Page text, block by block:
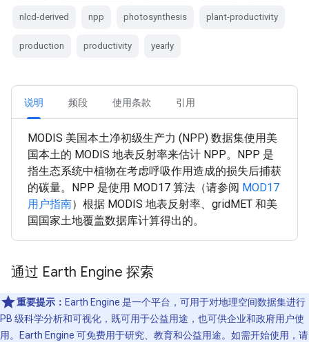
nlcd-derived npp photosynthesis plant-productivity
production productivity yearly
说明 频段 使用条款 引用
MODIS 美国本土净初级生产力 (NPP) 数据集使用美
国本土的 MODIS 地表反射率来估计 NPP。NPP 是
指生态系统中植物在考虑呼吸作用造成的损失后捕获
的碳量。NPP 是使用 MOD17 算法（请参阅 MOD17
用户指南）根据 MODIS 地表反射率、gridMET 和美
国国家土地覆盖数据库计算得出的。
通过 Earth Engine 探索
重要提示： Earth Engine 是一个平台，可用于对地理空间数据集进行
PB 级科学分析和可视化，既可用于公益用途，也可供企业和政府用户使
用。Earth Engine 可免费用于研究、教育和公益用途。如需开始使用，请